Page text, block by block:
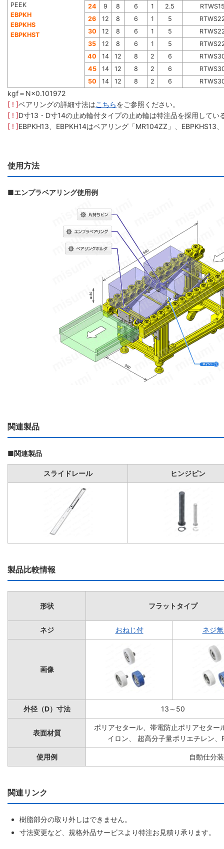
PEEK
EBPKH
EBPKHS
EBPKHST
24
9 8 6 1 2.5
26
12 8 6 1 5
30
12 8 6 1 5
35
12 8 6 1 5
40
14 12 8 2 6
45
14 12 8 2 6
50
14 12 8 2 6
kgf＝N×0.101972
[ ! ]ベアリングの詳細寸法はこちらをご参照ください。
[ ! ]D寸13・D寸14の止め輪付タイプの止め輪は特注品を採用して
[ ! ]EBPKH13、EBPKH14はベアリング「MR104ZZ」、EBPKHS13
使用方法
■エンプラベアリング使用例
関連製品
■関連製品
スライドレール ヒンジピン
製品比較情報
形状 フラットタイプ
ネジ おねじ付 ネジ
画像
外径（D）寸法 13～50
表面材質
ポリアセタール、帯電防止ポリアセター
イロン、 超高分子量ポリエチレン、
使用例 自動仕分
関連リンク
樹脂部分の取り外しはできません。
寸法変更など、規格外品サービスより特注お見積り承ります。